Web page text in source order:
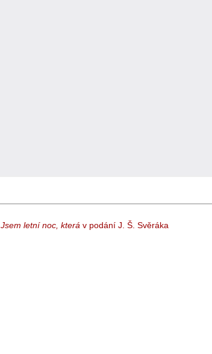
Jsem letní noc, která v podání J. Š. Svěráka